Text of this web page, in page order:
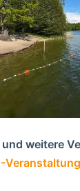
weitere
-